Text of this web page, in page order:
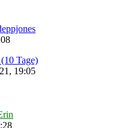
Tage)
19:05